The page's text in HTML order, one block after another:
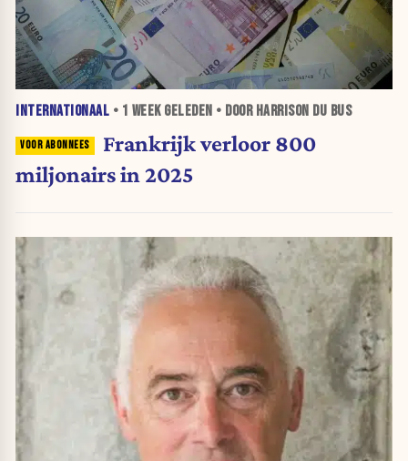
INTERNATIONAAL • 1 WEEKGELEDEN • DOOR HARRISON DU BUS
Frankrijk verloor 800
miljonairs in 2025